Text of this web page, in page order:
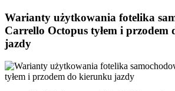
Warianty użytkowania fotelika
Carrello Octopus tyłem i przodem
jazdy